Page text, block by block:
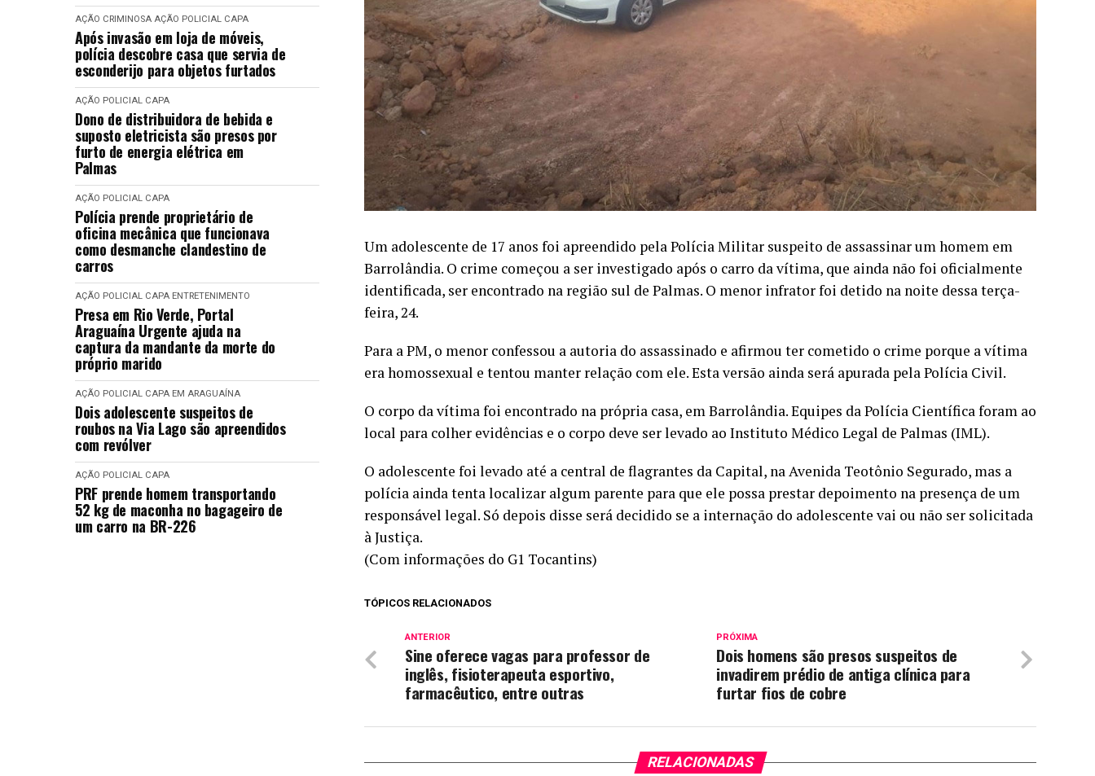
AÇÃO CRIMINOSA AÇÃO POLICIAL CAPA
Após invasão em loja de móveis,
polícia descobre casa que servia de
esconderijo para objetos furtados
AÇÃO POLICIAL CAPA
Dono de distribuidora de bebida e
suposto eletricista são presos por
furto de energia elétrica em
Palmas
AÇÃO POLICIAL CAPA
Polícia prende proprietário de
oficina mecânica que funcionava
como desmanche clandestino de
carros
AÇÃO POLICIAL CAPA ENTRETENIMENTO
Presa em Rio Verde, Portal
Araguaína Urgente ajuda na
captura da mandante da morte do
próprio marido
AÇÃO POLICIAL CAPA EM ARAGUAÍNA
Dois adolescente suspeitos de
roubos na Via Lago são apreendidos
com revólver
AÇÃO POLICIAL CAPA
PRF prende homem transportando
52 kg de maconha no bagageiro de
um carro na BR-226
Um adolescente de 17 anos foi apreendido pela Polícia Militar suspeito de assassinar um homem em
Barrolândia. O crime começou a ser investigado após o carro da vítima, que ainda não foi oficialmente
identificada, ser encontrado na região sul de Palmas. O menor infrator foi detido na noite dessa terça-
feira, 24.
Para a PM, o menor confessou a autoria do assassinado e afirmou ter cometido o crime porque a vítima
era homossexual e tentou manter relação com ele. Esta versão ainda será apurada pela Polícia Civil.
O corpo da vítima foi encontrado na própria casa, em Barrolândia. Equipes da Polícia Científica foram ao
local para colher evidências e o corpo deve ser levado ao Instituto Médico Legal de Palmas (IML).
O adolescente foi levado até a central de flagrantes da Capital, na Avenida Teotônio Segurado, mas a
polícia ainda tenta localizar algum parente para que ele possa prestar depoimento na presença de um
responsável legal. Só depois disse será decidido se a internação do adolescente vai ou não ser solicitada
à Justiça.
(Com informações do G1 Tocantins)
TÓPICOS RELACIONADOS
PRÓXIMA
Dois homens são presos suspeitos de
invadirem prédio de antiga clínica para
furtar fios de cobre
ANTERIOR
Sine oferece vagas para professor de
inglês, fisioterapeuta esportivo,
farmacêutico, entre outras
RELACIONADAS